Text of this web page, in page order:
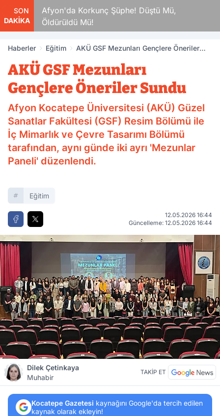
SON
DAKİKA
Afyon'da Korkunç Şüphe! Düştü Mü,
Öldürüldü Mü!
Haberler Eğitim
AKÜ GSF Mezunları Gençlere Öneriler
AKÜ GSF Mezunları
Gençlere Öneriler Sundu
Afyon Kocatepe Üniversitesi (AKÜ) Güzel
Sanatlar Fakültesi (GSF) Resim Bölümü ile
İç Mimarlık ve Çevre Tasarımı Bölümü
tarafından, aynı günde iki ayrı 'Mezunlar
Paneli' düzenlendi.
Eğitim
12.05.2026 16:44
Güncelleme: 12.05.2026 16:44
Dilek Çetinkaya
Muhabir
TAKİP ET
Kocatepe Gazetesi kaynağını Google'da tercih edilen
kaynak olarak ekleyin!